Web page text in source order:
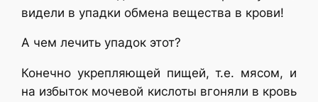
видели в упадки обмена вещества в крови!
А чем лечить упадок этот?
Конечно укрепляющей пищей, т.е. мясом, и
на избыток мочевой кислоты вгоняли в кровь